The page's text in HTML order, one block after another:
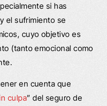
si has
el sufrimiento se
cuyo objetivo es
(tanto emocional como
en cuenta que
culpa” del seguro de